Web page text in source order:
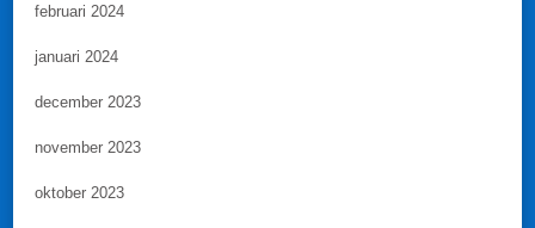
februari 2024
januari 2024
december 2023
november 2023
oktober 2023